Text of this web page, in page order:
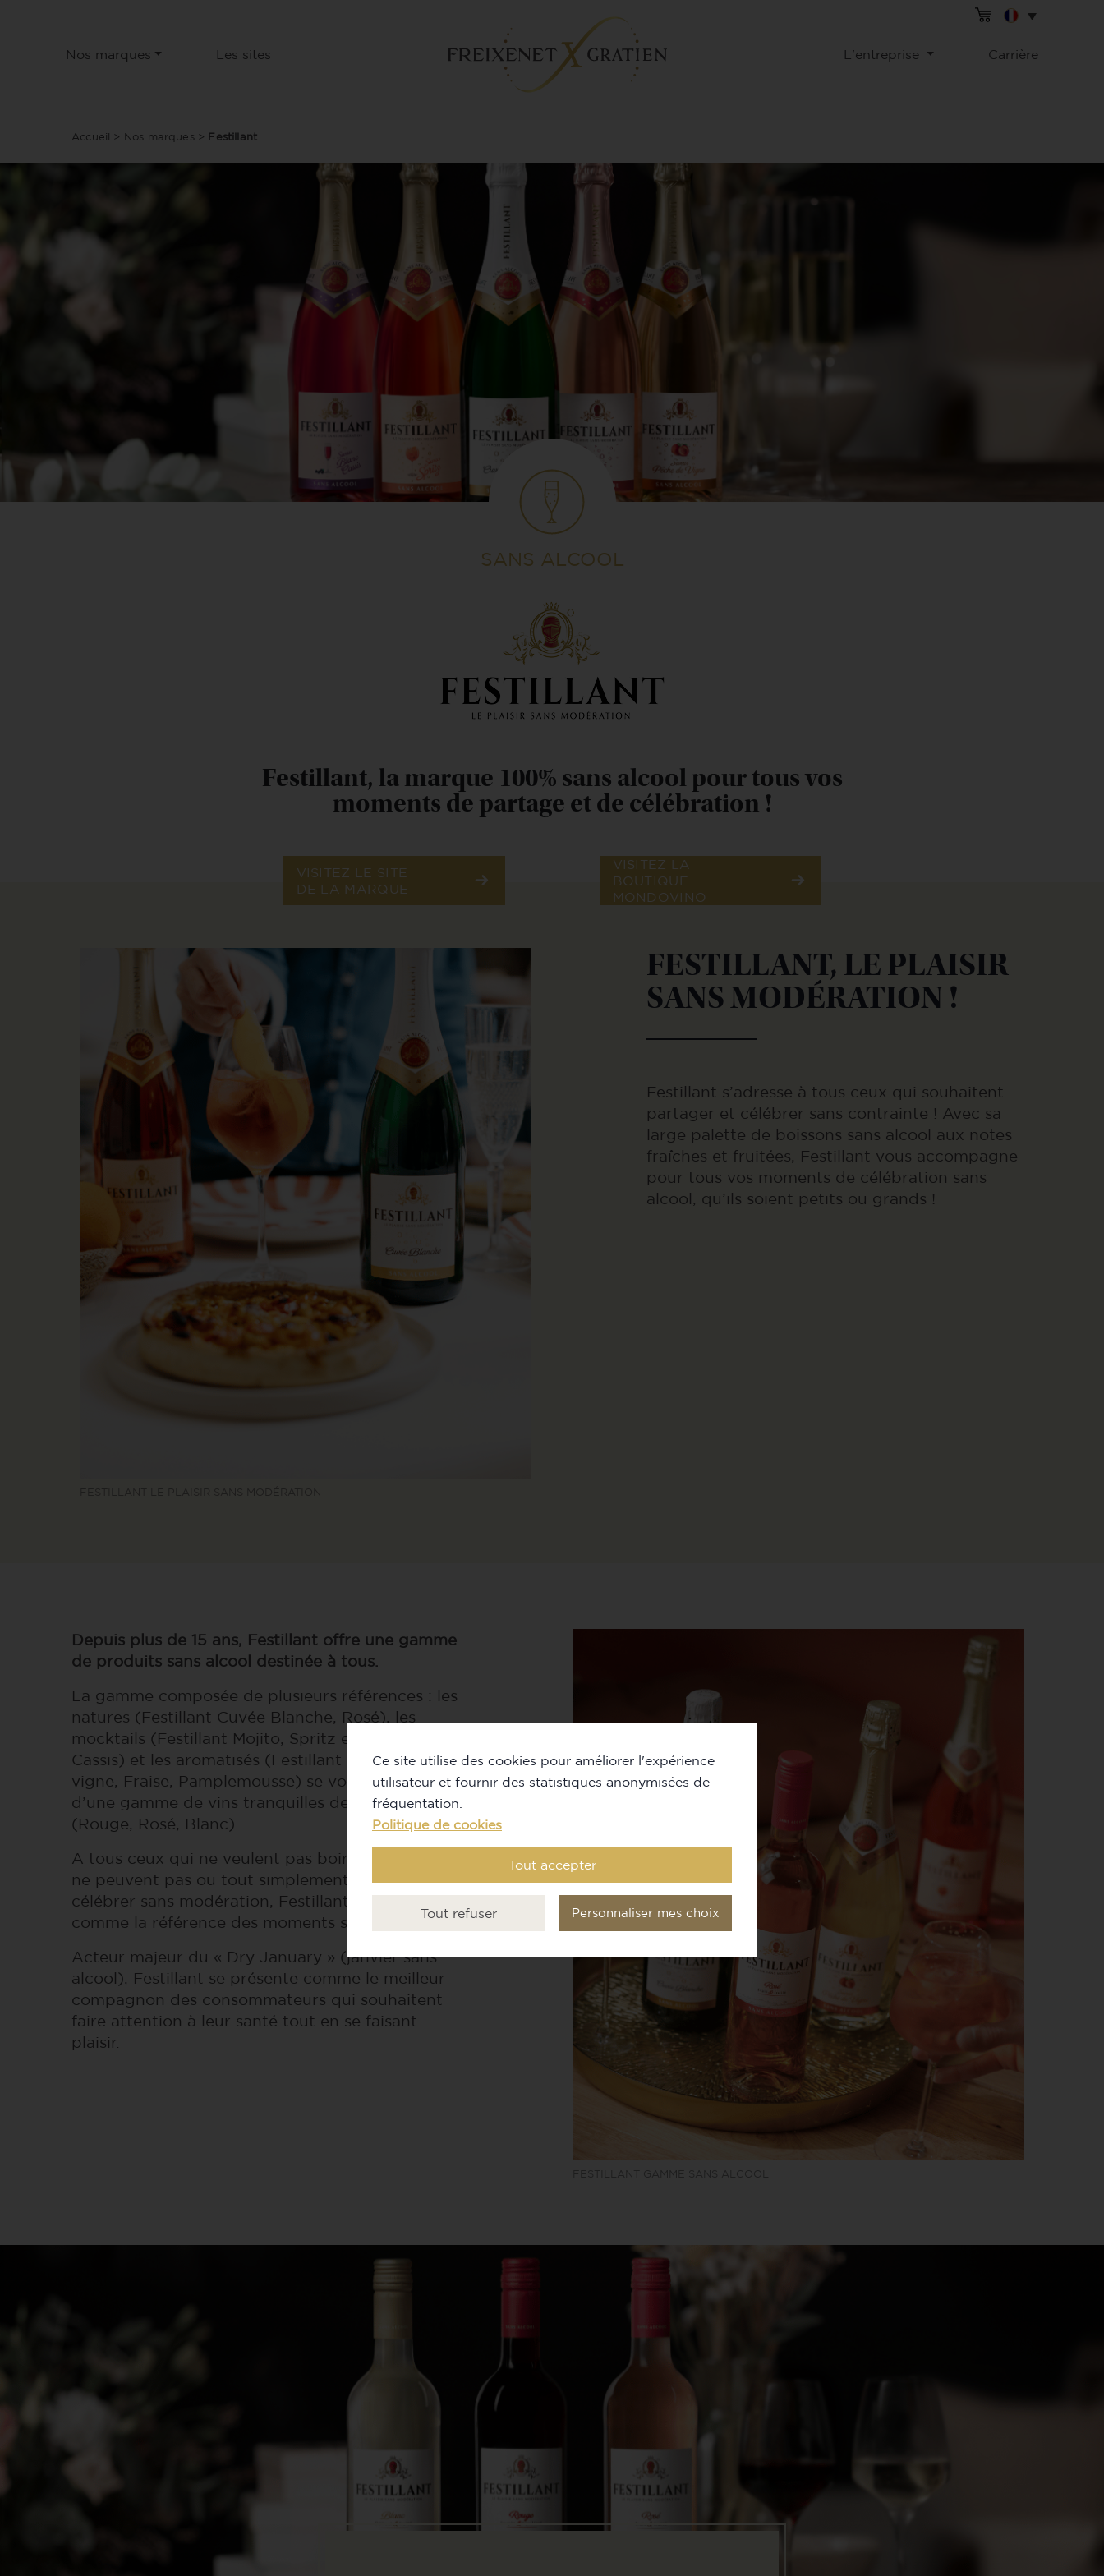
Nos marques Les sites L'entreprise Carrière
Accueil > Nos marques > Festillant
SANS ALCOOL
Festillant, la marque 100% sans alcool pour tous vos
moments de partage et de célébration !
VISITEZ LE SITE
DE LA MARQUE
VISITEZ LA
BOUTIQUE
MONDOVINO
FESTILLANT, LE PLAISIR
SANS MODÉRATION !
Festillant s’adresse à tous ceux qui souhaitent
partager et célébrer sans contrainte ! Avec sa
large palette de boissons sans alcool aux notes
fraîches et fruitées, Festillant vous accompagne
pour tous vos moments de célébration sans
alcool, qu’ils soient petits ou grands !
Depuis plus de 15 ans, Festillant offre une gamme
de produits sans alcool destinée à tous.
La gamme composée de plusieurs références : les
natures (Festillant Cuvée Blanche, Rosé), les
mocktails (Festillant Mojito, Spritz et Blanc
Cassis) et les aromatisés (Festillant Pêche de
vigne, Fraise, Pamplemousse) se voit agrémentée
d’une gamme de vins tranquilles depuis 2023
(Rouge, Rosé, Blanc).
A tous ceux qui ne veulent pas boire d’alcool, qui
ne peuvent pas ou tout simplement qui veulent
célébrer sans modération, Festillant s’impose
comme la référence des moments sans alcool.
Acteur majeur du « Dry January » (janvier sans
alcool), Festillant se présente comme le meilleur
compagnon des consommateurs qui souhaitent
faire attention à leur santé tout en se faisant
plaisir.
Ce site utilise des cookies pour améliorer l'expérience
utilisateur et fournir des statistiques anonymisées de
fréquentation.
Politique de cookies
Tout accepter
Tout refuser Personnaliser mes choix